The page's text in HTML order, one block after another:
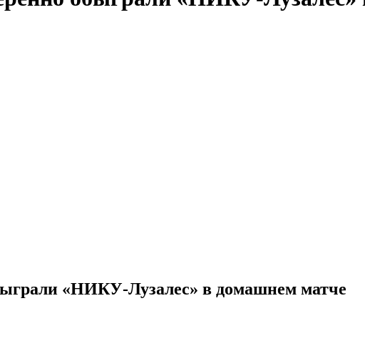
«НИКУ-Лузалес» в домашнем матче